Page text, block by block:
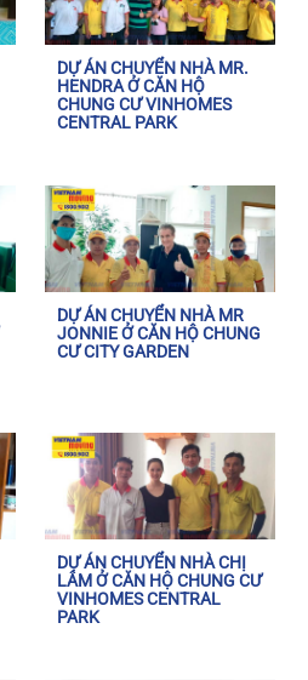
DỰ ÁN CHUYỂN NHÀ MR.
HENDRA Ở CĂN HỘ
CHUNG CƯ VINHOMES
CENTRAL PARK
DỰ ÁN CHUYỂN NHÀ MR
JONNIE Ở CĂN HỘ CHUNG
CƯ CITY GARDEN
DỰ ÁN CHUYỂN NHÀ CHỊ
LÂM Ở CĂN HỘ CHUNG CƯ
VINHOMES CENTRAL
PARK